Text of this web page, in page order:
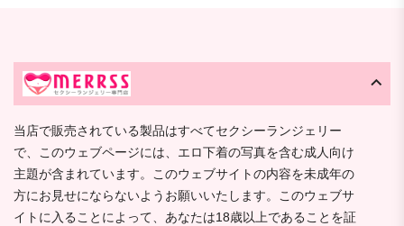
当店で販売されている製品はすべてセクシーランジェリー
で、このウェブページには、エロ下着の写真を含む成人向け
主題が含まれています。このウェブサイトの内容を未成年の
方にお見せにならないようお願いいたします。このウェブサ
イトに入ることによって、あなたは18歳以上であることを証